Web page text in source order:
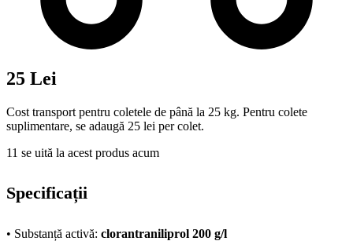
25 Lei
Cost transport pentru coletele de până la 25 kg. Pentru colete
suplimentare, se adaugă 25 lei per colet.
11 se uită la acest produs acum
Specificații
• Substanță activă: clorantraniliprol 200 g/l